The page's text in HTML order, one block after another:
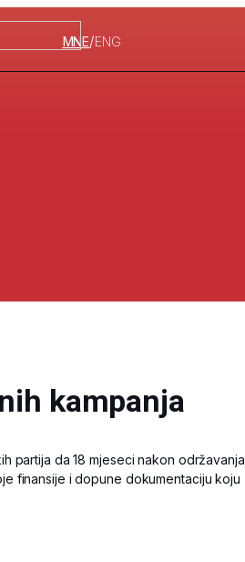
MNE/ENG
kampanja
partija da 18 mjeseci nakon održavanja
finansije i dopune dokumentaciju koju